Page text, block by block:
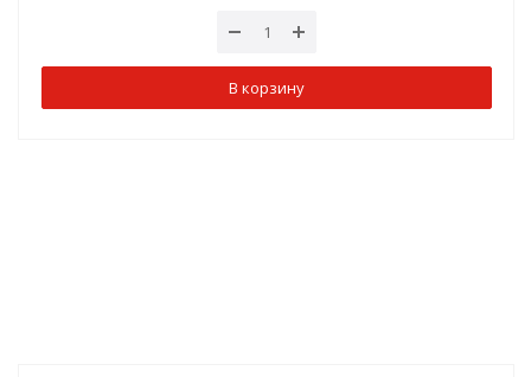
В корзину